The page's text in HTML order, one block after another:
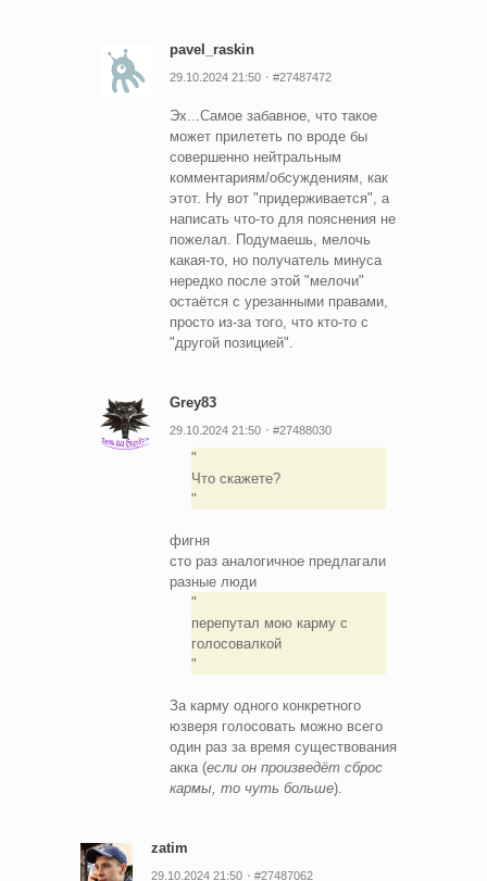
pavel_raskin
29.10.2024 21:50 #27487472
Эх...Самое забавное, что такое
может прилететь по вроде бы
совершенно нейтральным
комментариям/обсуждениям, как
этот. Ну вот "придерживается", а
написать что-то для пояснения не
пожелал. Подумаешь, мелочь
какая-то, но получатель минуса
нередко после этой "мелочи"
остаётся с урезанными правами,
просто из-за того, что кто-то с
"другой позицией".
Grey83
29.10.2024 21:50 #27488030
Что скажете?
фигня
сто раз аналогичное предлагали
разные люди
перепутал мою карму с
голосовалкой
За карму одного конкретного
юзверя голосовать можно всего
один раз за время существования
акка (если он произведёт сброс
кармы, то чуть больше).
zatim
29.10.2024 21:50 #27487062